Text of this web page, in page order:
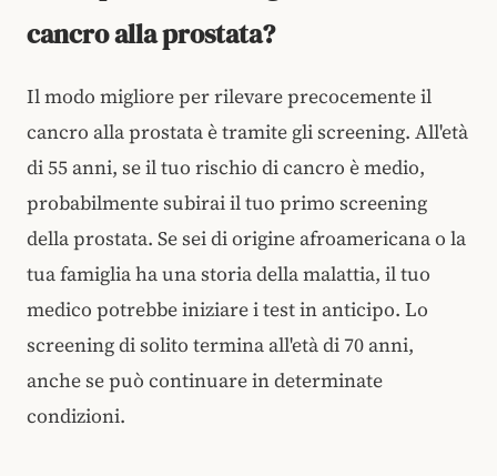
cancro alla prostata?
Il modo migliore per rilevare precocemente il
cancro alla prostata è tramite gli screening. All'età
di 55 anni, se il tuo rischio di cancro è medio,
probabilmente subirai il tuo primo screening
della prostata. Se sei di origine afroamericana o la
tua famiglia ha una storia della malattia, il tuo
medico potrebbe iniziare i test in anticipo. Lo
screening di solito termina all'età di 70 anni,
anche se può continuare in determinate
condizioni.